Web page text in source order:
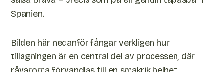
Spanien.
Bilden här nedanför fångar verkligen hur
tillagningen är en central del av processen, där